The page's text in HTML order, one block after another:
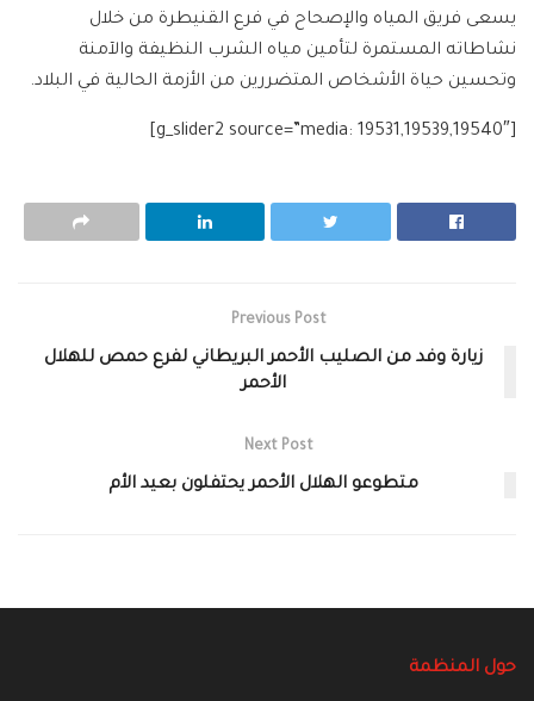
يسعى فريق المياه والإصحاح في فرع القنيطرة من خلال
نشاطاته المستمرة لتأمين مياه الشرب النظيفة والآمنة
وتحسين حياة الأشخاص المتضررين من الأزمة الحالية في البلاد.
[g_slider2 source=”media: 19531,19539,19540″]
Previous Post
زيارة وفد من الصليب الأحمر البريطاني لفرع حمص للهلال
الأحمر
Next Post
متطوعو الهلال الأحمر يحتفلون بعيد الأم‎
حول المنظمة